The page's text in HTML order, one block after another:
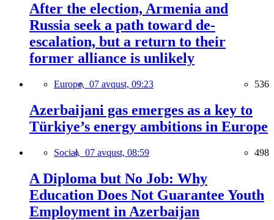
After the election, Armenia and
Russia seek a path toward de-
escalation, but a return to their
former alliance is unlikely
Europe, 07 avqust, 09:23 536
Azerbaijani gas emerges as a key to
Türkiye’s energy ambitions in Europe
Social, 07 avqust, 08:59 498
A Diploma but No Job: Why
Education Does Not Guarantee Youth
Employment in Azerbaijan